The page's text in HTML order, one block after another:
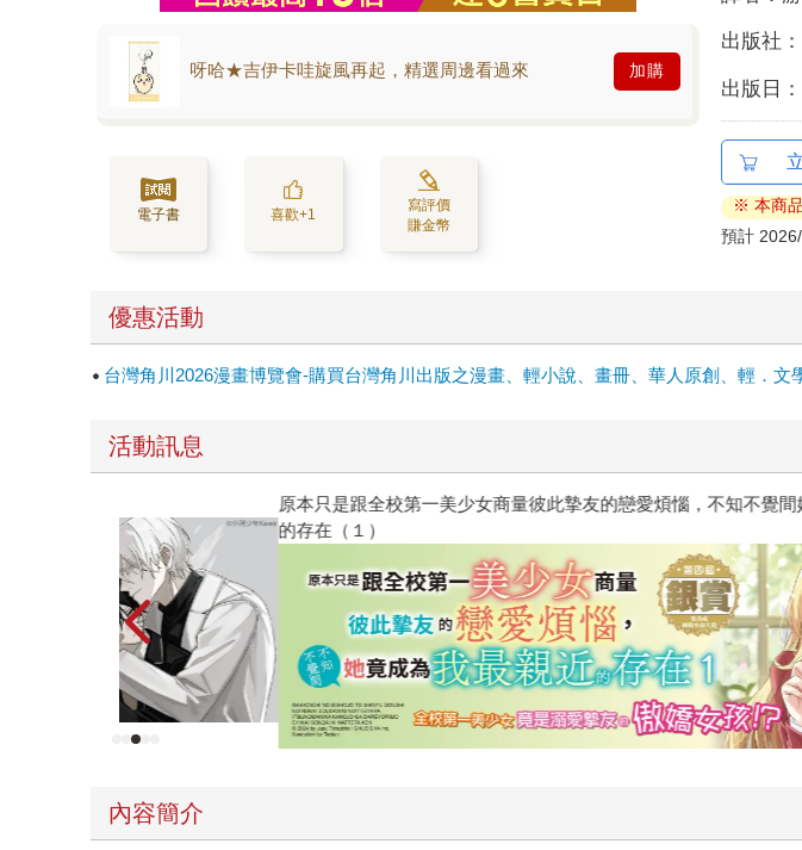
呀哈★吉伊卡哇旋風再起，精選周邊看過來 加購
電子書 喜歡+1
寫評價
賺金幣
出版社：
出版日：
※ 本商
預計
優惠活動
台灣角川2026漫畫博覽會-購買台灣角川出版之漫畫、輕小說、畫冊、華人原創、輕．文
活動訊息
原本只是跟全校第一美少女商量彼此摯友的戀愛煩惱，不知不覺間她竟成為我最親近
的存在（１）
內容簡介